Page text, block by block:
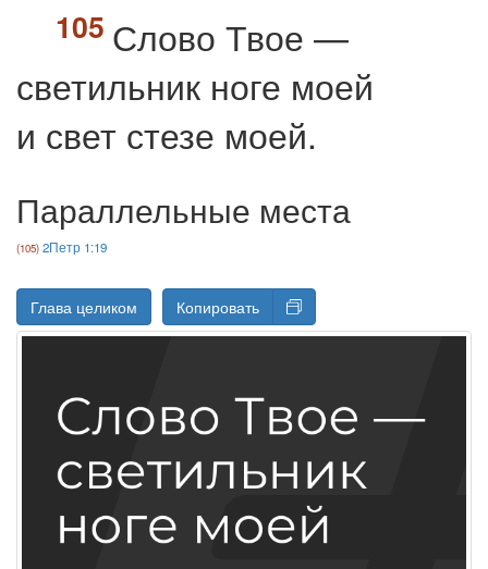
Слово Твое —
светильник ноге моей
и свет стезе моей.
Параллельные места
2Петр 1:19
Глава целиком Копировать